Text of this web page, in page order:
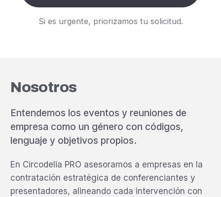
Si es urgente, priorizamos tu solicitud.
Nosotros
Entendemos los eventos y reuniones de
empresa como un género con códigos,
lenguaje y objetivos propios.
En Circodelia PRO asesoramos a empresas en la
contratación estratégica de conferenciantes y
presentadores, alineando cada intervención con